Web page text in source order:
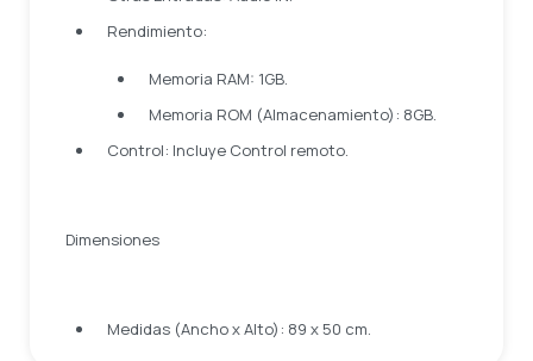
Rendimiento:
Memoria RAM: 1GB.
Memoria ROM (Almacenamiento): 8GB.
Control: Incluye Control remoto.
Dimensiones
Medidas (Ancho x Alto): 89 x 50 cm.